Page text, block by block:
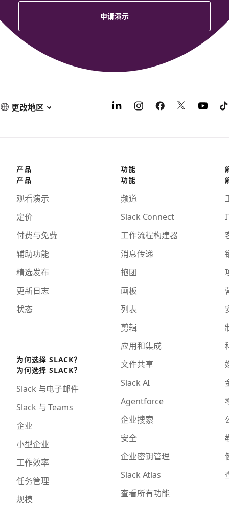
申请演示
更改地区
产品
产品
观看演示
定价
付费与免费
辅助功能
精选发布
更新日志
状态
为何选择 SLACK？
为何选择 SLACK？
Slack 与电子邮件
Slack 与 Teams
企业
小型企业
工作效率
任务管理
规模
功能
功能
频道
Slack Connect
工作流程构建器
消息传递
抱团
画板
列表
剪辑
应用和集成
文件共享
Slack AI
Agentforce
企业搜索
安全
企业密钥管理
Slack Atlas
查看所有功能